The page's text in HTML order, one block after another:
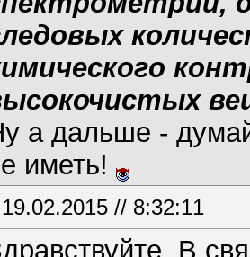
а дальше -
иметь!
19.02.2015 // 8:32:11
В